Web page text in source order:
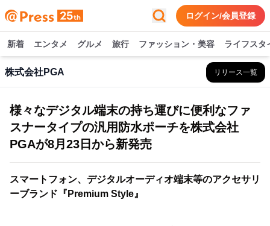
ログイン/会員登録
新着 エンタメ グルメ 旅行 ファッション・美容 ライフスタ
株式会社PGA リリース一覧
様々なデジタル端末の持ち運びに便利なファ
スナータイプの汎用防水ポーチを株式会社
PGAが8月23日から新発売
スマートフォン、デジタルオーディオ端末等のアクセサリ
ーブランド『Premium Style』